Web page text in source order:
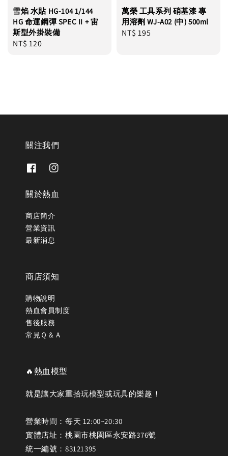
雪焰 水貼 HG-104 1/144
HG 命運鋼彈 SPEC II + 宙
斯型外掛裝備
Regular
NT$ 120
萬榮 工具系列 硝基漆 專
用溶劑 WJ-A02 (中) 500ml
Regular
NT$ 195
關注我們
關於熱血
商店簡介
營業資訊
最新消息
商店須知
購物說明
熱血會員制度
售後服務
常見Ｑ＆Ａ
🔥熱血模型
就是讓大家重拾玩模型或玩具的樂趣！
營業時間：每天 12:00~20:30
實體店址：桃園市桃園區永安路376號
統一編號：83121395